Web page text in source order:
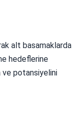
alt basamaklarda
hedeflerine
ve potansiyelini